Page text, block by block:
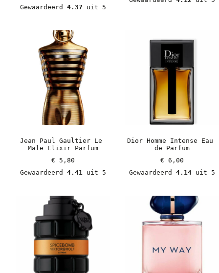
Gewaardeerd 4.37 uit 5
Jean Paul Gaultier Le
Male Elixir Parfum
€ 5,80
Gewaardeerd 4.41 uit 5
Dior Homme Intense Eau
de Parfum
€ 6,00
Gewaardeerd 4.14 uit 5